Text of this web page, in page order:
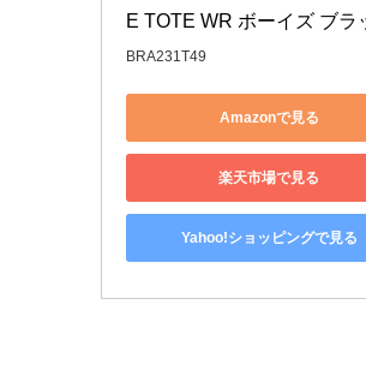
E TOTE WR ボーイズ ブラ
BRA231T49
Amazonで見る
楽天市場で見る
Yahoo!ショッピングで見る